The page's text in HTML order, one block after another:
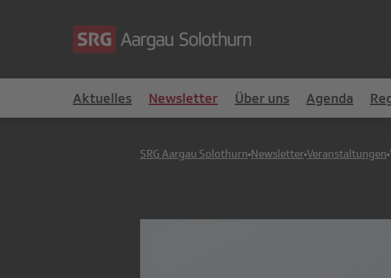
Aktuelles Newsletter Über uns Agenda
SRG Aargau Solothurn Newsletter Veranstaltungen